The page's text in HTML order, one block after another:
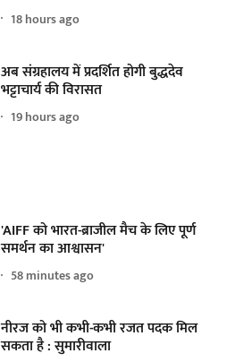
18 hours ago
अब संग्रहालय में प्रदर्शित होगी बुद्धदेव
भट्टाचार्य की विरासत
19 hours ago
'AIFF को भारत-ब्राजील मैच के लिए पूर्ण
समर्थन का आश्वासन'
58 minutes ago
नीरज को भी कभी-कभी रजत पदक मिल
सकता है : सुमारीवाला